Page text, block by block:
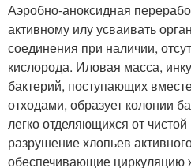
Аэробно-аноксидная
активному илу усваивать
соединения при наличии,
кислорода. Иловая масса,
бактерий, поступающих
отходами, образует колонии
легко отделяющихся от
разрушение хлопьев
обеспечивающие циркуляцию